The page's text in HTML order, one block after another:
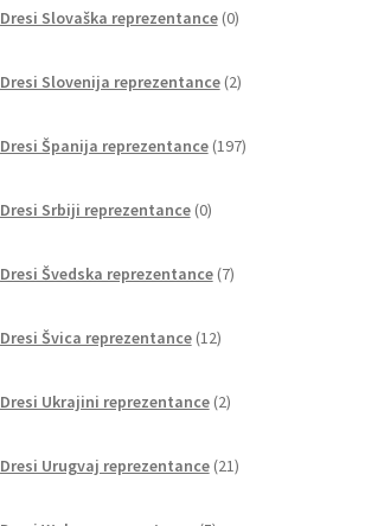
Dresi Slovaška reprezentance 0izdelkov
Dresi Slovenija reprezentance 2izdelka
Dresi Španija reprezentance 197izdelkov
Dresi Srbiji reprezentance 0izdelkov
Dresi Švedska reprezentance 7izdelkov
Dresi Švica reprezentance 12izdelkov
Dresi Ukrajini reprezentance 2izdelka
Dresi Urugvaj reprezentance 21izdelkov